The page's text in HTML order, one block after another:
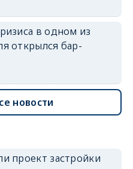
в одном из
открылся бар-
новости
проект застройки